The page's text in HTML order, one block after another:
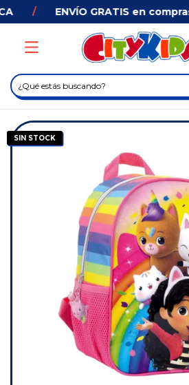
ENVÍO GRATIS en
SIN STOCK